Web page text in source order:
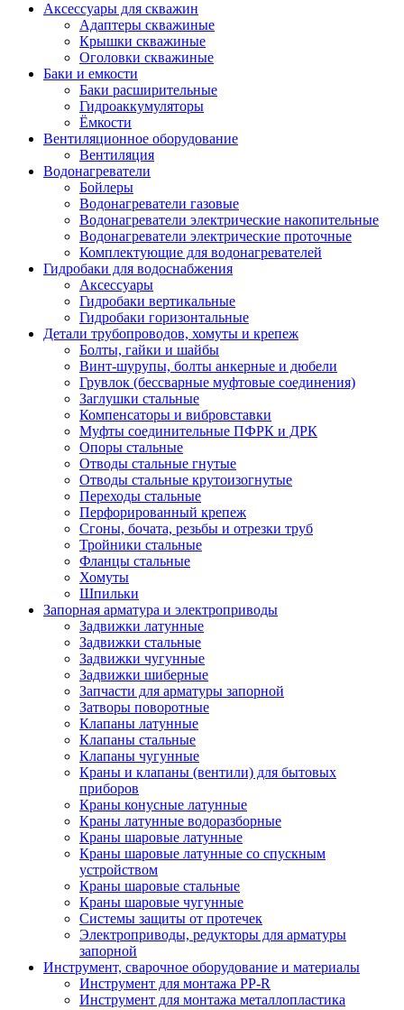
Аксессуары для скважин
Адаптеры скважиные
Крышки скважиные
Оголовки скважиные
Баки и емкости
Баки расширительные
Гидроаккумуляторы
Ёмкости
Вентиляционное оборудование
Вентиляция
Водонагреватели
Бойлеры
Водонагреватели газовые
Водонагреватели электрические накопительные
Водонагреватели электрические проточные
Комплектующие для водонагревателей
Гидробаки для водоснабжения
Аксессуары
Гидробаки вертикальные
Гидробаки горизонтальные
Детали трубопроводов, хомуты и крепеж
Болты, гайки и шайбы
Винт-шурупы, болты анкерные и дюбели
Грувлок (бессварные муфтовые соединения)
Заглушки стальные
Компенсаторы и вибровставки
Муфты соединительные ПФРК и ДРК
Опоры стальные
Отводы стальные гнутые
Отводы стальные крутоизогнутые
Переходы стальные
Перфорированный крепеж
Сгоны, бочата, резьбы и отрезки труб
Тройники стальные
Фланцы стальные
Хомуты
Шпильки
Запорная арматура и электроприводы
Задвижки латунные
Задвижки стальные
Задвижки чугунные
Задвижки шиберные
Запчасти для арматуры запорной
Затворы поворотные
Клапаны латунные
Клапаны стальные
Клапаны чугунные
Краны и клапаны (вентили) для бытовых
приборов
Краны конусные латунные
Краны латунные водоразборные
Краны шаровые латунные
Краны шаровые латунные со спускным
устройством
Краны шаровые стальные
Краны шаровые чугунные
Системы защиты от протечек
Электроприводы, редукторы для арматуры
запорной
Инструмент, сварочное оборудование и материалы
Инструмент для монтажа PP-R
Инструмент для монтажа металлопластика